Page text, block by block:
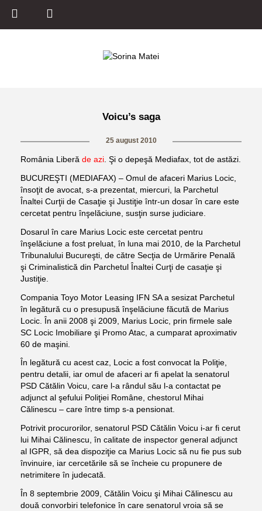
Voicu’s saga
25 august 2010
România Liberă de azi . Şi o depeşă Mediafax, tot de astăzi.
BUCUREŞTI (MEDIAFAX) – Omul de afaceri Marius Locic,
însoţit de avocat, s-a prezentat, miercuri, la Parchetul
Înaltei Curţii de Casaţie şi Justiţie într-un dosar în care este
cercetat pentru înşelăciune, susţin surse judiciare.
Dosarul în care Marius Locic este cercetat pentru
înşelăciune a fost preluat, în luna mai 2010, de la Parchetul
Tribunalului Bucureşti, de către Secţia de Urmărire Penală
şi Criminalistică din Parchetul Înaltei Curţi de casaţie şi
Justiţie.
Compania Toyo Motor Leasing IFN SA a sesizat Parchetul
în legătură cu o presupusă înşelăciune făcută de Marius
Locic. În anii 2008 şi 2009, Marius Locic, prin firmele sale
SC Locic Imobiliare şi Promo Atac, a cumparat aproximativ
60 de maşini.
În legătură cu acest caz, Locic a fost convocat la Poliţie,
pentru detalii, iar omul de afaceri ar fi apelat la senatorul
PSD Cătălin Voicu, care l-a rândul său l-a contactat pe
adjunct al şefului Poliţiei Române, chestorul Mihai
Călinescu – care între timp s-a pensionat.
Potrivit procurorilor, senatorul PSD Cătălin Voicu i-ar fi cerut
lui Mihai Călinescu, în calitate de inspector general adjunct
al IGPR, să dea dispoziţie ca Marius Locic să nu fie pus sub
învinuire, iar cercetările să se încheie cu propunere de
netrimitere în judecată.
În 8 septembrie 2009, Cătălin Voicu şi Mihai Călinescu au
două convorbiri telefonice în care senatorul vroia să se